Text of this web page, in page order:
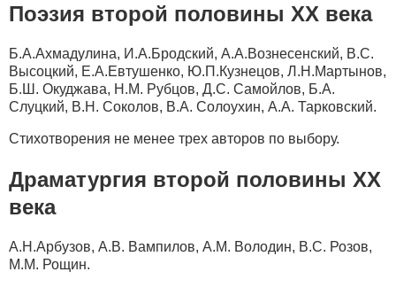
Поэзия второй половины XX века
Б.А.Ахмадулина, И.А.Бродский, А.А.Вознесенский, В.С.
Высоцкий, Е.А.Евтушенко, Ю.П.Кузнецов, Л.Н.Мартынов,
Б.Ш. Окуджава, Н.М. Рубцов, Д.С. Самойлов, Б.А.
Слуцкий, В.Н. Соколов, В.А. Солоухин, А.А. Тарковский.
Стихотворения не менее трех авторов по выбору.
Драматургия второй половины ХХ
века
А.Н.Арбузов, А.В. Вампилов, А.М. Володин, В.С. Розов,
М.М. Рощин.